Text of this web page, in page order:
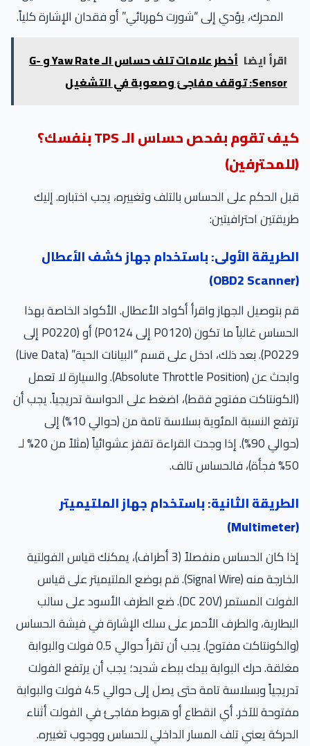
المحرك، يؤدي إلى “شورت كهربائي” أو فقدان الإشارة كلياً.
اقرأ ايضا
أخطر علامات تلف حساس الـ Yaw Rate و G-
Sensor: توقف مفاجئ وصعوبة في التشغيل
كيف تقوم بفحص حساس الـ TPS بنفسك؟
(للمحترفين)
قبل الحكم على الحساس بالتلف وتغييره، يجب اختباره. إليك
طريقتين احترافيتين:
الطريقة الأولى: باستخدام جهاز كشف الأعطال
(OBD2 Scanner)
قم بتوصيل الجهاز واقرأ أكواد الأعطال. الأكواد الخاصة بهذا
الحساس غالباً ما تكون (P0120 إلى P0124) أو (P0220 إلى
P0229). بعد ذلك، ادخل على قسم “البيانات الحية” (Live Data)
وابحث عن (Absolute Throttle Position). والسيارة لا تعمل
(الكونتاكت مفتوح فقط)، اضغط على الدواسة تدريجياً. يجب أن
ترتفع النسبة المئوية بسلاسة تامة من (حوالي 10%) إلى
(حوالي 90%). إذا وجدت القراءة تقفز عشوائياً (مثلاً من 20% لـ
50% فجأة)، فالحساس تالف.
الطريقة الثانية: باستخدام جهاز الملتيميتر
(Multimeter)
إذا كان الحساس منفصلاً (3 أطراف)، يمكنك قياس الفولتية
الخارجة منه (Signal Wire). قم بوضع الملتيميتر على قياس
الفولت المستمر (DC 20V). ضع الطرف الأسود على سالب
البطارية، والطرف الأحمر على سلك الإشارة في فيشة الحساس
(والكونتاكت مفتوح). يجب أن تقرأ حوالي 0.5 فولت والبوابة
مغلقة. حرك البوابة بيدك ببطء شديد؛ يجب أن يرتفع الفولت
تدريجياً وبسلاسة تامة حتى يصل إلى حوالي 4.5 فولت والبوابة
مفتوحة للآخر. أي انقطاع أو هبوط مفاجئ في الفولت أثناء
الحركة يعني تلف المسار الداخلي للحساس ووجوب تغييره.